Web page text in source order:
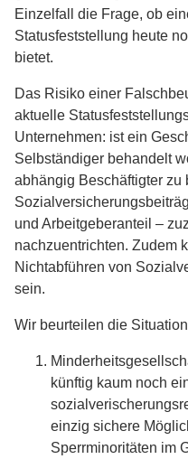
Einzelfall die Frage, ob
Statusfeststellung heute
bietet.
Das Risiko einer
aktuelle
Unternehmen: ist ein
Selbständiger behandelt
abhängig Beschäftigter zu
und Arbeitgeberanteil –
nachzuentrichten. Zudem
Nichtabführen von
sein.
Wir beurteilen die
künftig kaum noch
einzig sichere
Sperrminoritäten im